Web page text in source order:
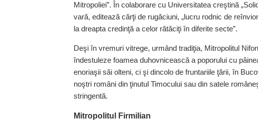
Mitropoliei”. În colaborare cu Universitatea creştină
vară, editează cărţi de rugăciuni, „lucru rodnic de
la dreapta credinţă a celor rătăciţi în diferite secte”.
Deşi în vremuri vitrege, urmând tradiţia, Mitropolitul
îndestuleze foamea duhovnicească a poporului cu
enoriaşii săi olteni, ci şi dincolo de fruntariile ţării, în
noştri români din ţinutul Timocului sau din satele
stringentă.
Mitropolitul Firmilian